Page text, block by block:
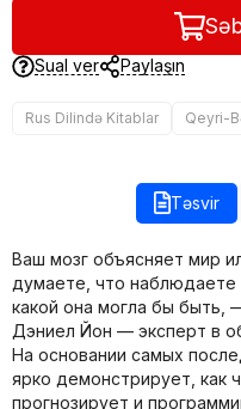
Sual ver Paylaşın
Rus Dilində Kitablar Qeyri-
Təsvir
Ваш мозг объясняет мир
думаете, что наблюдаете
какой она могла бы быть,
Дэниел Йон — эксперт в
На основании самых
ярко демонстрирует, как
прогнозирует и